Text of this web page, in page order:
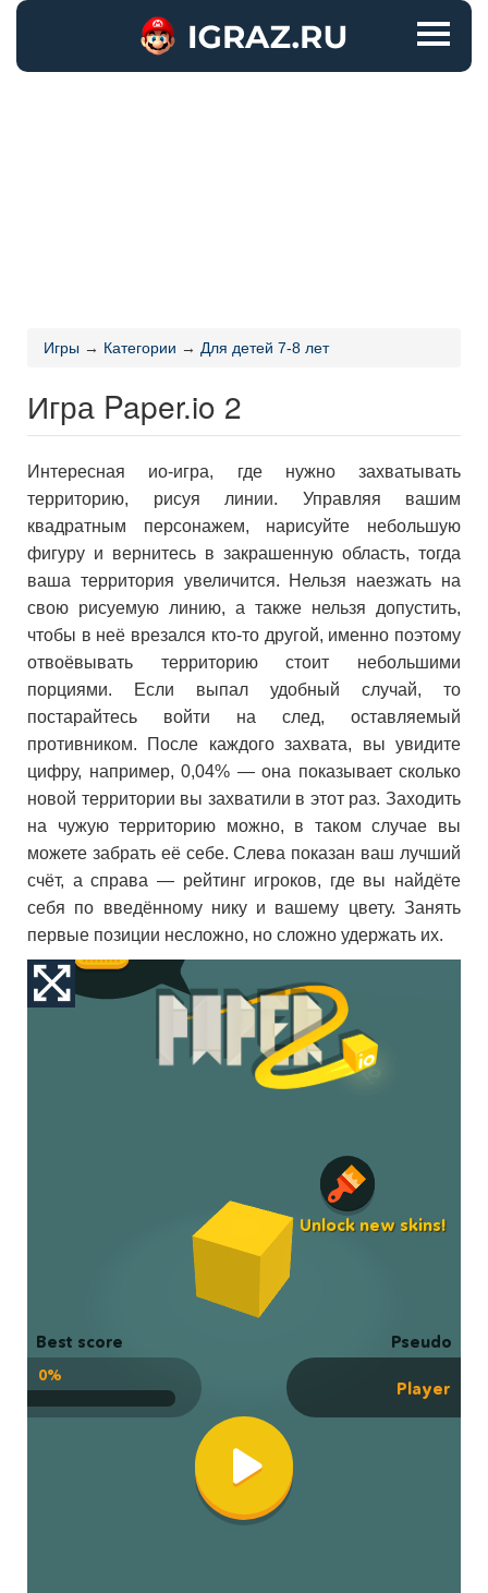
Игры → Категории → Для детей 7-8 лет
Игра Paper.io 2
Интересная ио-игра, где нужно захватывать
территорию, рисуя линии. Управляя вашим
квадратным персонажем, нарисуйте небольшую
фигуру и вернитесь в закрашенную область, тогда
ваша территория увеличится. Нельзя наезжать на
свою рисуемую линию, а также нельзя допустить,
чтобы в неё врезался кто-то другой, именно поэтому
отвоёвывать территорию стоит небольшими
порциями. Если выпал удобный случай, то
постарайтесь войти на след, оставляемый
противником. После каждого захвата, вы увидите
цифру, например, 0,04% — она показывает сколько
новой территории вы захватили в этот раз. Заходить
на чужую территорию можно, в таком случае вы
можете забрать её себе. Слева показан ваш лучший
счёт, а справа — рейтинг игроков, где вы найдёте
себя по введённому нику и вашему цвету. Занять
первые позиции несложно, но сложно удержать их.